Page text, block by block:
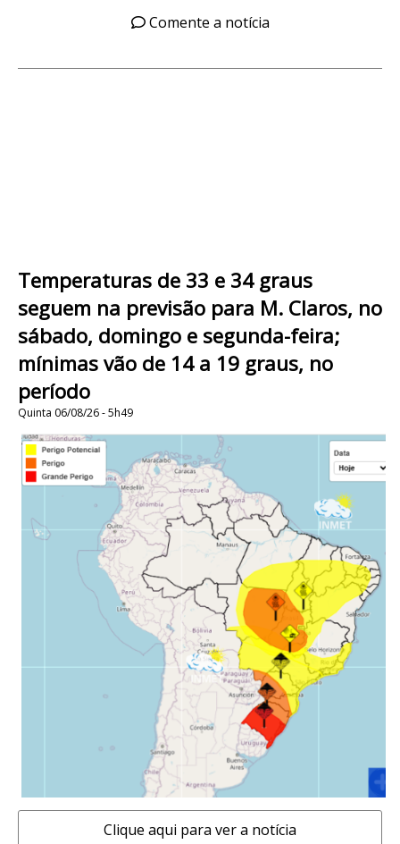
Comente a notícia
Temperaturas de 33 e 34 graus
seguem na previsão para M. Claros, no
sábado, domingo e segunda-feira;
mínimas vão de 14 a 19 graus, no
período
Quinta 06/08/26 - 5h49
Clique aqui para ver a notícia